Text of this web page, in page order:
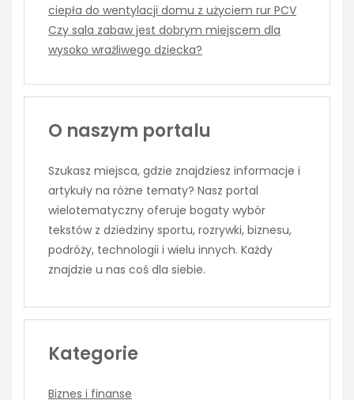
ciepła do wentylacji domu z użyciem rur PCV
Czy sala zabaw jest dobrym miejscem dla
wysoko wrażliwego dziecka?
O naszym portalu
Szukasz miejsca, gdzie znajdziesz informacje i
artykuły na różne tematy? Nasz portal
wielotematyczny oferuje bogaty wybór
tekstów z dziedziny sportu, rozrywki, biznesu,
podróży, technologii i wielu innych. Każdy
znajdzie u nas coś dla siebie.
Kategorie
Biznes i finanse